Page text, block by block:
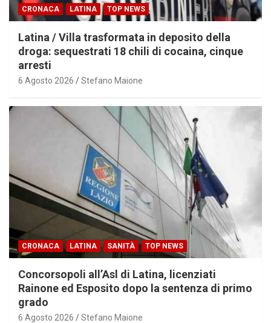
CRONACA LATINA TOP NEWS
Latina / Villa trasformata in deposito della
droga: sequestrati 18 chili di cocaina, cinque
arresti
6 Agosto 2026 Stefano Maione
CRONACA LATINA SANITÀ TOP NEWS
Concorsopoli all’Asl di Latina, licenziati
Rainone ed Esposito dopo la sentenza di primo
grado
6 Agosto 2026 Stefano Maione